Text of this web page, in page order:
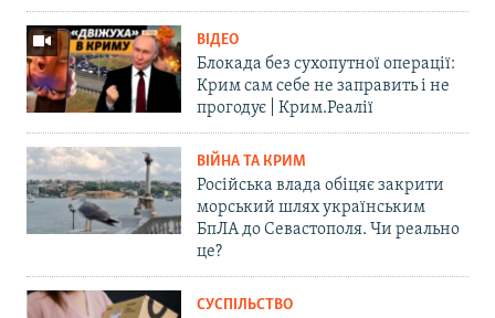
ВІДЕО
Блокада без сухопутної операції:
Крим сам себе не заправить і не
прогодує | Крим.Реалії
ВІЙНА ТА КРИМ
Російська влада обіцяє закрити
морський шлях українським
БпЛА до Севастополя. Чи реально
це?
СУСПІЛЬСТВО